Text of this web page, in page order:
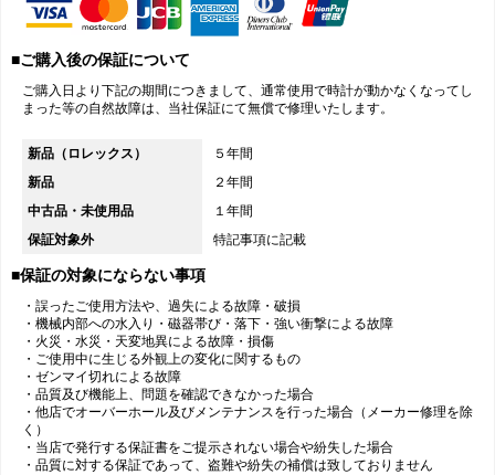
■ご購入後の保証について
ご購入日より下記の期間につきまして、通常使用で時計が動かなくなってし
まった等の自然故障は、当社保証にて無償で修理いたします。
新品（ロレックス）
５年間
新品
２年間
中古品・未使用品
１年間
保証対象外
特記事項に記載
■保証の対象にならない事項
・誤ったご使用方法や、過失による故障・破損
・機械内部への水入り・磁器帯び・落下・強い衝撃による故障
・火災・水災・天変地異による故障・損傷
・ご使用中に生じる外観上の変化に関するもの
・ゼンマイ切れによる故障
・品質及び機能上、問題を確認できなかった場合
・他店でオーバーホール及びメンテナンスを行った場合（メーカー修理を除
く）
・当店で発行する保証書をご提示されない場合や紛失した場合
・品質に対する保証であって、盗難や紛失の補償は致しておりません